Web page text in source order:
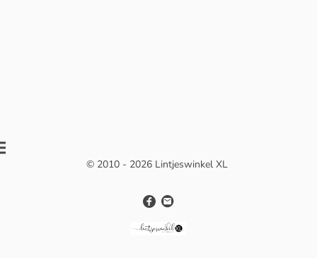
© 2010 - 2026 Lintjeswinkel XL